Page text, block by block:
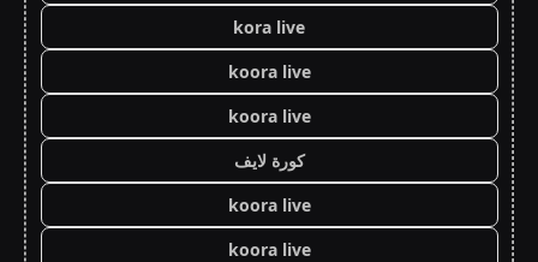
kora live
koora live
koora live
كورة لايف
koora live
koora live